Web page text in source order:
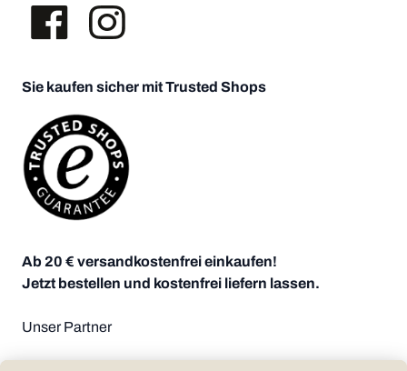
Sie kaufen sicher mit Trusted Shops
Ab 20 € versandkostenfrei einkaufen!
Jetzt bestellen und kostenfrei liefern lassen.
Unser Partner